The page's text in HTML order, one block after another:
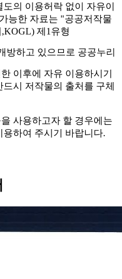
의 이용허락 없이 자유이
능한 자료는 "공공저작물
제1유형
방하고 있으므로 공공누리
이후에 자유 이용하시기
시 저작물의 출처를 구체
사용하고자 할 경우에는
하여 주시기 바랍니다.